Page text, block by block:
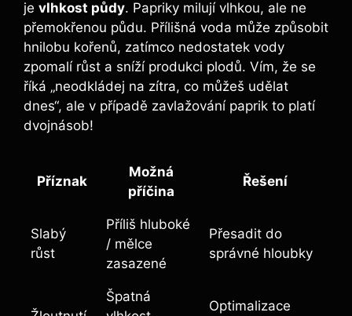
je vlhkost půdy. Papriky milují ​vlhkou, ‍ale ne
⁣přemokřenou půdu. Přílišná voda​ může‌ způsobit
hnilobu kořenů, zatímco nedostatek​ vody⁤
zpomalí růst a sníží produkci plodů. Vím,⁤ že se
‍říká „neodkládej na zítra,‍ co můžeš udělat⁢
dnes“, ale v případě zavlažování paprik to platí
dvojnásob!
Příznak
Možná​
příčina
Řešení
Slabý
růst
Příliš hluboké
/ mělce
zasazené
Přesadit do
správné hloubky
Špatná
Optimalizace